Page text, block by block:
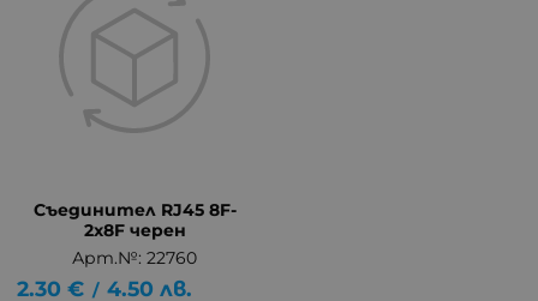
Съединител RJ45 8F-
2x8F черен
Арт.№: 22760
2.30 € / 4.50 лв.